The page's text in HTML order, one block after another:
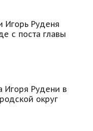
Игорь Руденя
с поста главы
Игоря Рудени в
округ